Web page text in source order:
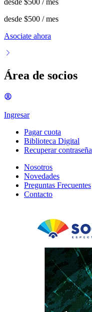
desde $500 / mes
Asociate ahora
Área de socios
Ingresar
Pagar cuota
Biblioteca Digital
Recuperar contraseña
Nosotros
Novedades
Preguntas Frecuentes
Contacto